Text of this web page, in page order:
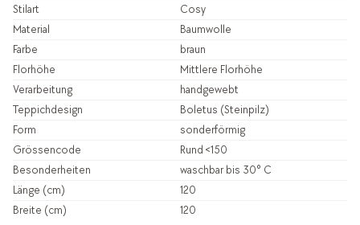
Stilart
Cosy
Material
Baumwolle
Farbe
braun
Florhöhe
Mittlere Florhöhe
Verarbeitung
handgewebt
Teppichdesign
Boletus (Steinpilz)
Form
sonderförmig
Grössencode
Rund <150
Besonderheiten
waschbar bis 30° C
Länge (cm)
120
Breite (cm)
120